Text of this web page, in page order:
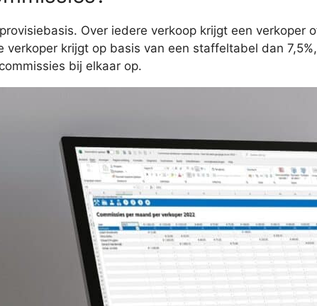
Over iedere verkoop krijgt een
verkoper krijgt op basis van een staffeltabel dan
bij elkaar op.